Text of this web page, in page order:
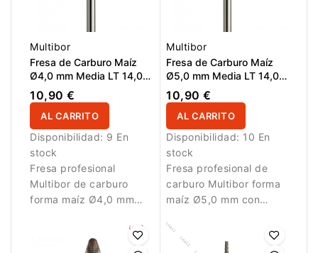
Multibor
Fresa de Carburo Maíz
Ø4,0 mm Media LT 14,0
mm
10,90 €
AL CARRITO
Disponibilidad: 9 En
stock
Fresa profesional
Multibor de carburo
forma maíz Ø4,0 mm
medio y LT 14,0 mm
para retirada,
Multibor
Fresa de Carburo Maíz
Ø5,0 mm Media LT 14,0
mm
10,90 €
AL CARRITO
Disponibilidad: 10 En
stock
Fresa profesional de
carburo Multibor forma
maíz Ø5,0 mm con
LT 14,0 mm para
retirada, corrección y